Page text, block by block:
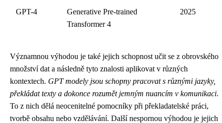
GPT-4
Generative Pre-trained
Transformer 4
2025
Významnou výhodou je také jejich schopnost učit se z obrovského
množství dat a následně tyto znalosti aplikovat v různých
kontextech. GPT modely jsou schopny pracovat s různými jazyky,
překládat texty a dokonce rozumět jemným nuancím v komunikaci.
To z nich dělá neocenitelné pomocníky při překladatelské práci,
tvorbě obsahu nebo vzdělávání. Další nespornou výhodou je jejich